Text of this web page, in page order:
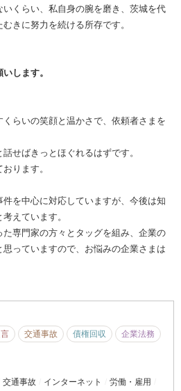
いくらい、私自身の腕を磨き、茨城を代
きに努力を続ける所存です。
します。
らいの笑顔と温かさで、依頼者さまを
せばきっとほぐれるはずです。
ります。
を中心に対応していますが、今後は知
えています。
専門家の方々とタッグを組み、企業の
っていますので、お悩みの企業さまは
交通事故 債権回収 企業法務
交通事故 インターネット
労働・雇用